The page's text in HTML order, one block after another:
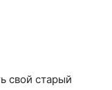
свой старый